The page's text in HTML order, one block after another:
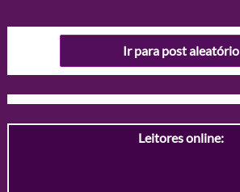
Ir para post aleatório
Leitores online: